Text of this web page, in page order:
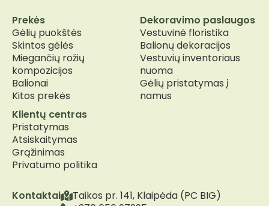
Kontaktai
Taikos pr. 141, Klaipėda (PC BIG)
Prekės
Gėlių puokštės
Skintos gėlės
Miegančių rožių
kompozicijos
Balionai
Kitos prekės
Dekoravimo paslaugos
Vestuvinė floristika
Balionų dekoracijos
Vestuvių inventoriaus
nuoma
Gėlių pristatymas į
namus
Klientų centras
Pristatymas
Atsiskaitymas
Grąžinimas
Privatumo politika